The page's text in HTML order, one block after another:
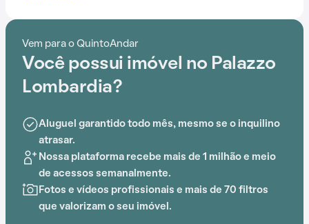
entretenimento e lazer aos moradores.
A proximidade com Hopital Portugues - Maternidade
Santamaria, Escola Pantheon, Hospital Portugues -
Emergência Ortopédica, Hospital Português, Escola
moradores do Condomínio Palazzo Lombardia.
Vem para o QuintoAndar
Você possui imóvel no Palazzo
Lombardia?
Aluguel garantido todo mês, mesmo se o inquilino
atrasar.
Nossa plataforma recebe mais de 1 milhão e meio
de acessos semanalmente.
Fotos e vídeos profissionais e mais de 70 filtros
que valorizam o seu imóvel.